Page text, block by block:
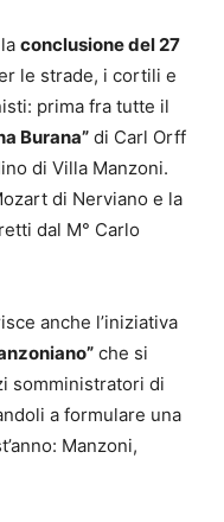
conclusione del 27
le strade, i cortili e
prima fra tutte il
Burana” di Carl Orff
di Villa Manzoni.
di Nerviano e la
dal M° Carlo
anche l’iniziativa
che si
somministratori di
a formulare una
Manzoni,